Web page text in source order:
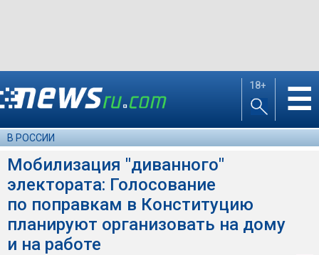
18+ ☰
В РОССИИ
Мобилизация "диванного"
электората: Голосование
по поправкам в Конституцию
планируют организовать на дому
и на работе